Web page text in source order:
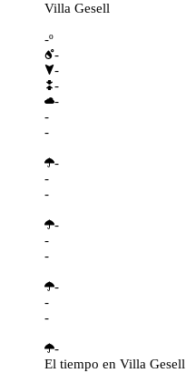
Villa Gesell
-º
-
-
-
-
-
-
-
-
-
-
-
-
-
-
-
-
El tiempo en Villa Gesell